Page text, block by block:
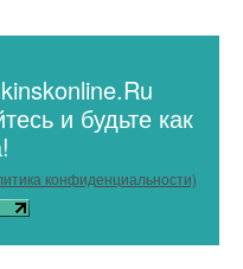
и будьте как
конфиденциальности)